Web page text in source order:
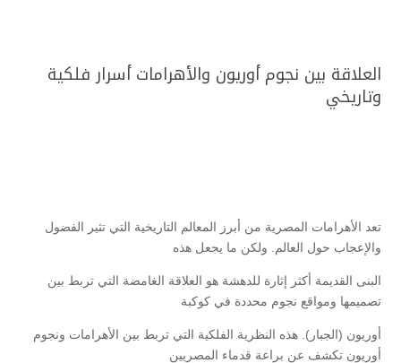
العلاقة بين نجوم أوريون والأهرامات أسرار فلكية
وتاريخي
تعد الأهرامات المصرية من أبرز المعالم التاريخية التي تثير الفضول
والإعجاب حول العالم. ولكن ما يجعل هذه
البنى القديمة أكثر إثارة للدهشة هو العلاقة الغامضة التي تربط بين
تصميمها ومواقع نجوم محددة في كوكبة
أوريون (الجبار). هذه النظرية الفلكية التي تربط بين الأهرامات ونجوم
أوريون تكشف عن براعة قدماء المصريين